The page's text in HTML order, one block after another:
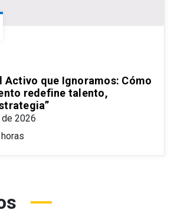
Activo que Ignoramos: Cómo
redefine talento,
2026